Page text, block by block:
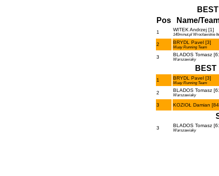
Pos
Name/
1 WITEK Andrzej [1]
140minut.pl Wrocławskie
2 BRYDL Pavel [3]
Muay Running Team
3 BLADOS Tomasz
Warszawiaky
BEST
1 BRYDL Pavel [3]
Muay Running Team
2 BLADOS Tomasz
Warszawiaky
3 KOZIOŁ Damian
3 BLADOS Tomasz
Warszawiaky